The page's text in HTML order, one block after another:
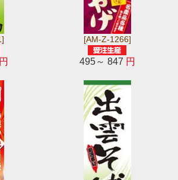
円
[AM-Z-1266]
495～ 847 円